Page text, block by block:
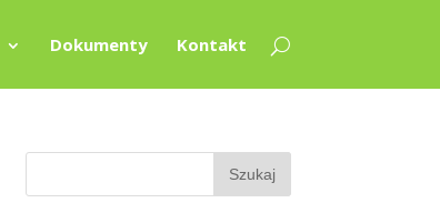
Dokumenty Kontakt